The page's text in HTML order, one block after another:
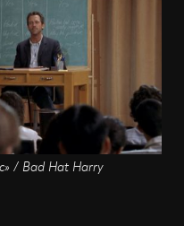
/ Bad Hat Harry